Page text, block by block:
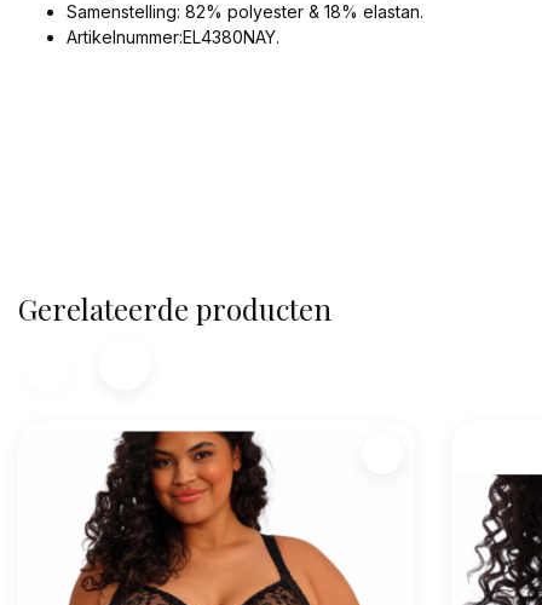
Samenstelling: 82% polyester & 18% elastan.
Artikelnummer:EL4380NAY.
Gerelateerde producten